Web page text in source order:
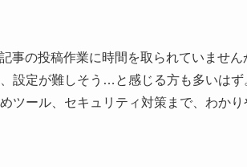
事の投稿作業に時間を取られていませ
設定が難しそう…と感じる方も多いは
ツール、セキュリティ対策まで、わか